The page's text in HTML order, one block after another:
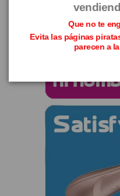
Que no te
Evita las páginas
parecen a